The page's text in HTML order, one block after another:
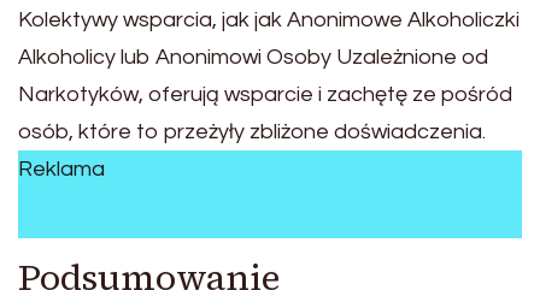
Kolektywy wsparcia, jak jak Anonimowe Alkoholiczki
Alkoholicy lub Anonimowi Osoby Uzależnione od
Narkotyków, oferują wsparcie i zachętę ze pośród
osób, które to przeżyły zbliżone doświadczenia.
Reklama
Podsumowanie